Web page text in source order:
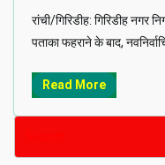
रांची/गिरिडीह: गिरिडीह नगर
पताका फहराने के बाद,
Read More